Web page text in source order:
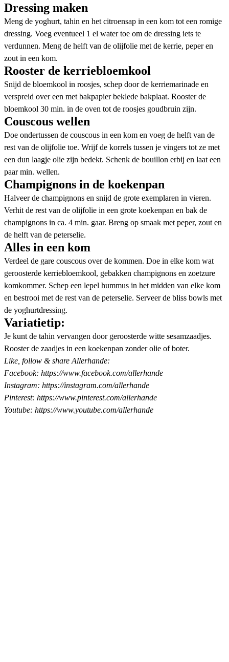
Dressing maken
Meng de yoghurt, tahin en het citroensap in een kom tot een romige
dressing. Voeg eventueel 1 el water toe om de dressing iets te
verdunnen. Meng de helft van de olijfolie met de kerrie, peper en
zout in een kom.
Rooster de kerriebloemkool
Snijd de bloemkool in roosjes, schep door de kerriemarinade en
verspreid over een met bakpapier beklede bakplaat. Rooster de
bloemkool 30 min. in de oven tot de roosjes goudbruin zijn.
Couscous wellen
Doe ondertussen de couscous in een kom en voeg de helft van de
rest van de olijfolie toe. Wrijf de korrels tussen je vingers tot ze met
een dun laagje olie zijn bedekt. Schenk de bouillon erbij en laat een
paar min. wellen.
Champignons in de koekenpan
Halveer de champignons en snijd de grote exemplaren in vieren.
Verhit de rest van de olijfolie in een grote koekenpan en bak de
champignons in ca. 4 min. gaar. Breng op smaak met peper, zout en
de helft van de peterselie.
Alles in een kom
Verdeel de gare couscous over de kommen. Doe in elke kom wat
geroosterde kerriebloemkool, gebakken champignons en zoetzure
komkommer. Schep een lepel hummus in het midden van elke kom
en bestrooi met de rest van de peterselie. Serveer de bliss bowls met
de yoghurtdressing.
Variatietip:
Je kunt de tahin vervangen door geroosterde witte sesamzaadjes.
Rooster de zaadjes in een koekenpan zonder olie of boter.
Like, follow & share Allerhande:
Facebook: https://www.facebook.com/allerhande
Instagram: https://instagram.com/allerhande
Pinterest: https://www.pinterest.com/allerhande
Youtube: https://www.youtube.com/allerhande